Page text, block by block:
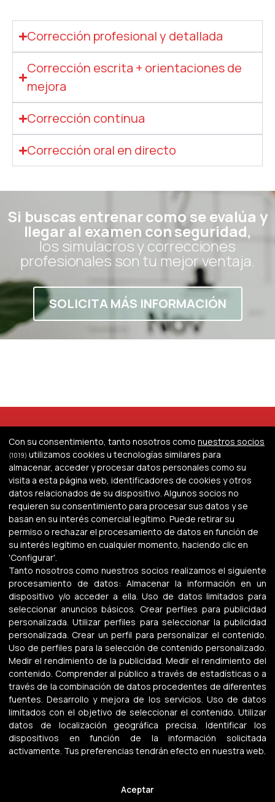
Corrección profesional y detallada
Corrección escrita + orientaciones de
mejora
Corrección continua
Corrección oral en directo
Si buscas entrenar como se evalúa y
llegar al examen con seguridad,
los simulacros y correcciones
profesionales son tu mejor ventaja.
SOLICITA MÁS INFORMACIÓN
Atencion al alumno
+34 633 23 63 81
info@carlospreparadoroposingles.es
© Carlospreparadoroposingles.es Todos los derechos
reservados.
Realizado con
porManu Jiménez – Estudio Creativo &
Consultoría Marketing.
Política de privacidad
Avisos legales Política de Cookies
Con su consentimiento, tanto nosotros como nuestros socios
(1019) utilizamos cookies u tecnologías similares para
almacenar, acceder y procesar datos personales como su
visita a esta página web, identificadores de cookies y otros
datos relacionados de su dispositivo. Algunos socios no
requieren su consentimiento para procesar sus datos y se
basan en su interés comercial legítimo. Puede retirar su
permiso o rechazar el procesamiento de datos en función de
su interés legítimo en cualquier momento, haciendo clic en
'Configurar'.
Tanto nosotros como nuestros socios realizamos el siguiente
procesamiento de datos: Almacenar la información en un
dispositivo y/o acceder a ella.Uso de datos limitados para
seleccionar anuncios básicos. Crear perfiles para publicidad
personalizada.Utilizar perfiles para seleccionar la publicidad
personalizada.Crear un perfil para personalizar el contenido.
Uso de perfiles para la selección de contenido personalizado.
Medir el rendimiento de la publicidad. Medir el rendimiento del
contenido. Comprender al público a través de estadísticas o a
través de la combinación de datos procedentes de diferentes
fuentes.Desarrollo y mejora de los servicios. Uso de datos
limitados con el objetivo de seleccionar el contenido. Utilizar
datos de localización geográfica precisa.Identificar los
dispositivos en función de la información solicitada
activamente. Tus preferencias tendrán efecto en nuestra web.
Aceptar